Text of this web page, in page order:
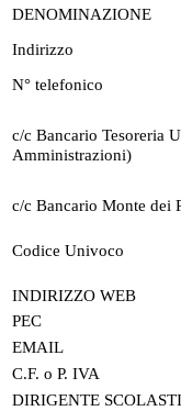
DENOMINAZIONE
Indirizzo
N° telefonico
c/c Bancario Tesoreria
Amministrazioni)
c/c Bancario Monte dei
Codice Univoco
INDIRIZZO WEB
PEC
EMAIL
C.F. o P. IVA
DIRIGENTE